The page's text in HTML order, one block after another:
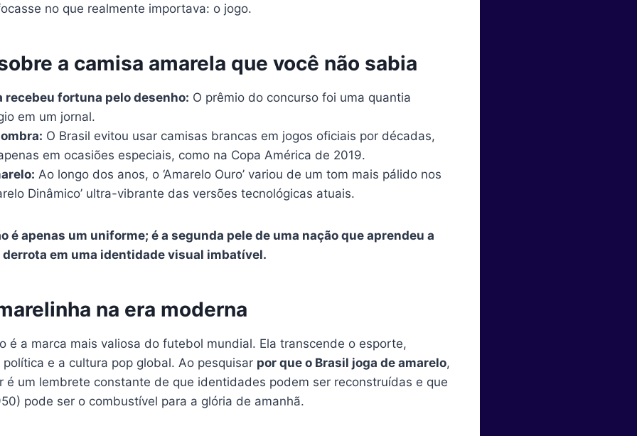
no que realmente importava: o jogo.
a camisa amarela que você não sabia
recebeu fortuna pelo desenho: O prêmio do concurso foi uma quantia
em um jornal.
O Brasil evitou usar camisas brancas em jogos oficiais por décadas,
em ocasiões especiais, como na Copa América de 2019.
Ao longo dos anos, o ‘Amarelo Ouro’ variou de um tom mais pálido nos
Dinâmico’ ultra-vibrante das versões tecnológicas atuais.
é apenas um uniforme; é a segunda pele de uma nação que aprendeu a
em uma identidade visual imbatível.
na era moderna
é a marca mais valiosa do futebol mundial. Ela transcende o esporte,
e a cultura pop global. Ao pesquisar por que o Brasil joga de amarelo,
é um lembrete constante de que identidades podem ser reconstruídas e que
pode ser o combustível para a glória de amanhã.